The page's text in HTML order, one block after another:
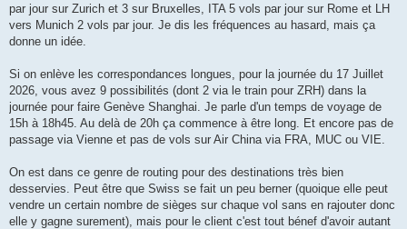
par jour sur Zurich et 3 sur Bruxelles, ITA 5 vols par jour sur Rome et LH
vers Munich 2 vols par jour. Je dis les fréquences au hasard, mais ça
donne un idée.
Si on enlève les correspondances longues, pour la journée du 17 Juillet
2026, vous avez 9 possibilités (dont 2 via le train pour ZRH) dans la
journée pour faire Genève Shanghai. Je parle d'un temps de voyage de
15h à 18h45. Au delà de 20h ça commence à être long. Et encore pas de
passage via Vienne et pas de vols sur Air China via FRA, MUC ou VIE.
On est dans ce genre de routing pour des destinations très bien
desservies. Peut être que Swiss se fait un peu berner (quoique elle peut
vendre un certain nombre de sièges sur chaque vol sans en rajouter donc
elle y gagne surement), mais pour le client c'est tout bénef d'avoir autant